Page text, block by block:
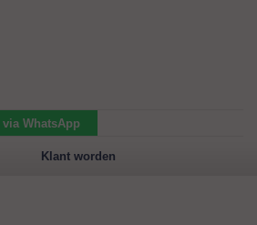
via WhatsApp
Sansone Collection
Klant worden